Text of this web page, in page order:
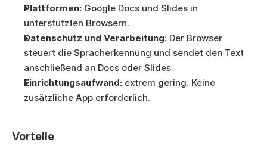
Plattformen: Google Docs und Slides in
unterstützten Browsern.
Datenschutz und Verarbeitung: Der Browser
steuert die Spracherkennung und sendet den Text
anschließend an Docs oder Slides.
Einrichtungsaufwand: extrem gering. Keine
zusätzliche App erforderlich.
Vorteile